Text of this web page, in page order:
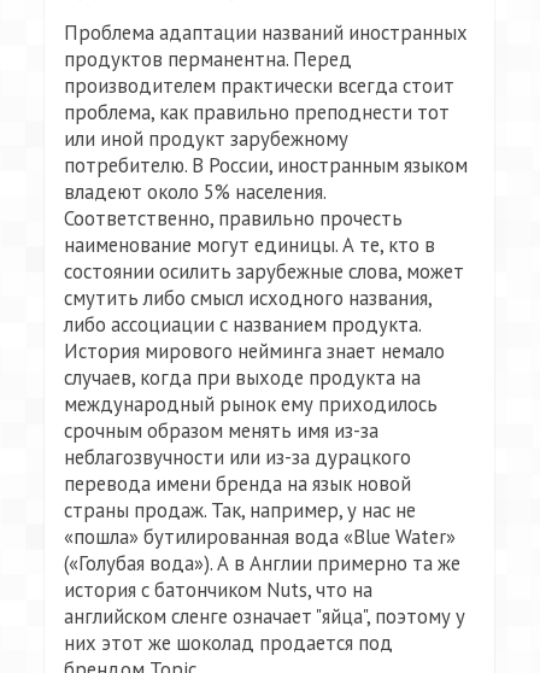
Проблема адаптации названий иностранных
продуктов перманентна. Перед
производителем практически всегда стоит
проблема, как правильно преподнести тот
или иной продукт зарубежному
потребителю. В России, иностранным языком
владеют около 5% населения.
Соответственно, правильно прочесть
наименование могут единицы. А те, кто в
состоянии осилить зарубежные слова, может
смутить либо смысл исходного названия,
либо ассоциации с названием продукта.
История мирового нейминга знает немало
случаев, когда при выходе продукта на
международный рынок ему приходилось
срочным образом менять имя из-за
неблагозвучности или из-за дурацкого
перевода имени бренда на язык новой
страны продаж. Так, например, у нас не
«пошла» бутилированная вода «Blue Water»
(«Голубая вода»). А в Англии примерно та же
история с батончиком Nuts, что на
английском сленге означает "яйца", поэтому у
них этот же шоколад продается под